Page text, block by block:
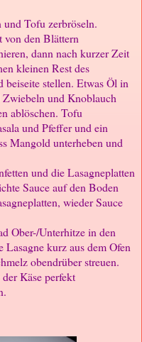
Tofu zerbröseln.
von den Blättern
dann nach kurzer Zeit
kleinen Rest des
beiseite stellen. Etwas Öl in
Zwiebeln und Knoblauch
ablöschen. Tofu
und Pfeffer und ein
Mangold unterheben und
und die Lasagneplatten
Sauce auf den Boden
wieder Sauce
Ober-/Unterhitze in den
kurz aus dem Ofen
obendrüber streuen.
Käse perfekt